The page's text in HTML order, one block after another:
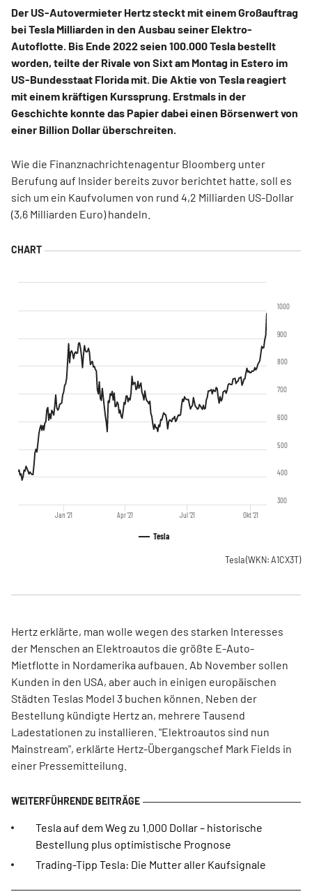
Der US-Autovermieter Hertz steckt mit einem Großauftrag
bei Tesla Milliarden in den Ausbau seiner Elektro-
Autoflotte. Bis Ende 2022 seien 100.000 Tesla bestellt
worden, teilte der Rivale von Sixt am Montag in Estero im
US-Bundesstaat Florida mit. Die Aktie von Tesla reagiert
mit einem kräftigen Kurssprung. Erstmals in der
Geschichte konnte das Papier dabei einen Börsenwert von
einer Billion Dollar überschreiten.
Wie die Finanznachrichtenagentur Bloomberg unter
Berufung auf Insider bereits zuvor berichtet hatte, soll es
sich um ein Kaufvolumen von rund 4,2 Milliarden US-Dollar
(3,6 Milliarden Euro) handeln.
Tesla
Jan '21 Jul '21
Apr '21 Okt '21
400
600
800
1000
300
500
700
900
Tesla(WKN: A1CX3T)
Hertz erklärte, man wolle wegen des starken Interesses
der Menschen an Elektroautos die größte E-Auto-
Mietflotte in Nordamerika aufbauen. Ab November sollen
Kunden in den USA, aber auch in einigen europäischen
Städten Teslas Model 3 buchen können. Neben der
Bestellung kündigte Hertz an, mehrere Tausend
Ladestationen zu installieren. "Elektroautos sind nun
Mainstream", erklärte Hertz-Übergangschef Mark Fields in
einer Pressemitteilung.
Tesla auf dem Weg zu 1.000 Dollar – historische
Bestellung plus optimistische Prognose
Trading-Tipp Tesla: Die Mutter aller Kaufsignale